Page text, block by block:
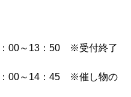
～13：50 ※受付終了
00～14：45 ※催し物の